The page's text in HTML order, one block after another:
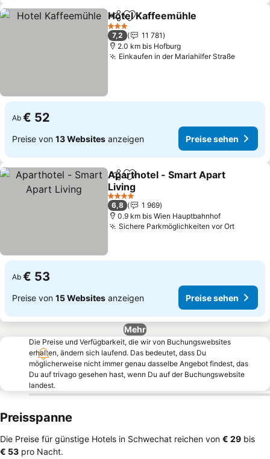
TeilenZu Favoriten hinzufügen
Hotel Kaffeemühle
3 Sterne
7,2
11 781
2.0 km bis Hofburg
Einkaufen in der Mariahilfer Straße
Ab € 52
Preise von 13 Websites anzeigen Preise sehen
TeilenZu Favoriten hinzufügen
Aparthotel - Smart Apart
Living
4 Sterne
6,8
1 969
0.9 km bis Wien Hauptbahnhof
Sichere Parkmöglichkeiten vor Ort
Ab € 53
Preise von 15 Websites anzeigen Preise sehen
Mehr
Die Preise und Verfügbarkeit, die wir von Buchungswebsites
erhalten, ändern sich laufend. Das bedeutet, dass Du
möglicherweise nicht immer genau dasselbe Angebot findest, das
Du auf trivago gesehen hast, wenn Du auf der Buchungswebsite
landest.
Preisspanne
Die Preise für günstige Hotels in Schwechat reichen von ‎€ 29 bis
‎€ 53 pro Nacht.